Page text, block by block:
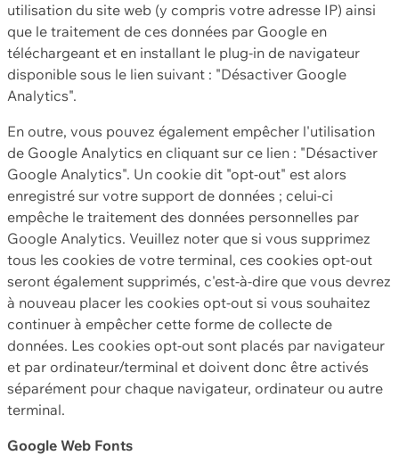
utilisation du site web (y compris votre adresse IP) ainsi
que le traitement de ces données par Google en
téléchargeant et en installant le plug-in de navigateur
disponible sous le lien suivant : "Désactiver Google
Analytics".
En outre, vous pouvez également empêcher l'utilisation
de Google Analytics en cliquant sur ce lien : "Désactiver
Google Analytics". Un cookie dit "opt-out" est alors
enregistré sur votre support de données ; celui-ci
empêche le traitement des données personnelles par
Google Analytics. Veuillez noter que si vous supprimez
tous les cookies de votre terminal, ces cookies opt-out
seront également supprimés, c'est-à-dire que vous devrez
à nouveau placer les cookies opt-out si vous souhaitez
continuer à empêcher cette forme de collecte de
données. Les cookies opt-out sont placés par navigateur
et par ordinateur/terminal et doivent donc être activés
séparément pour chaque navigateur, ordinateur ou autre
terminal.
Google Web Fonts